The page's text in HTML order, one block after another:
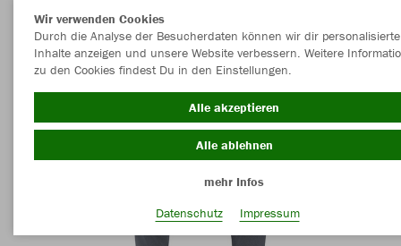
Wir verwenden Cookies
Durch die Analyse der Besucherdaten können wir dir personalisierte
Inhalte anzeigen und unsere Website verbessern. Weitere
zu den Cookies findest Du in den Einstellungen.
Alle akzeptieren
Alle ablehnen
mehr Infos
Datenschutz
Impressum